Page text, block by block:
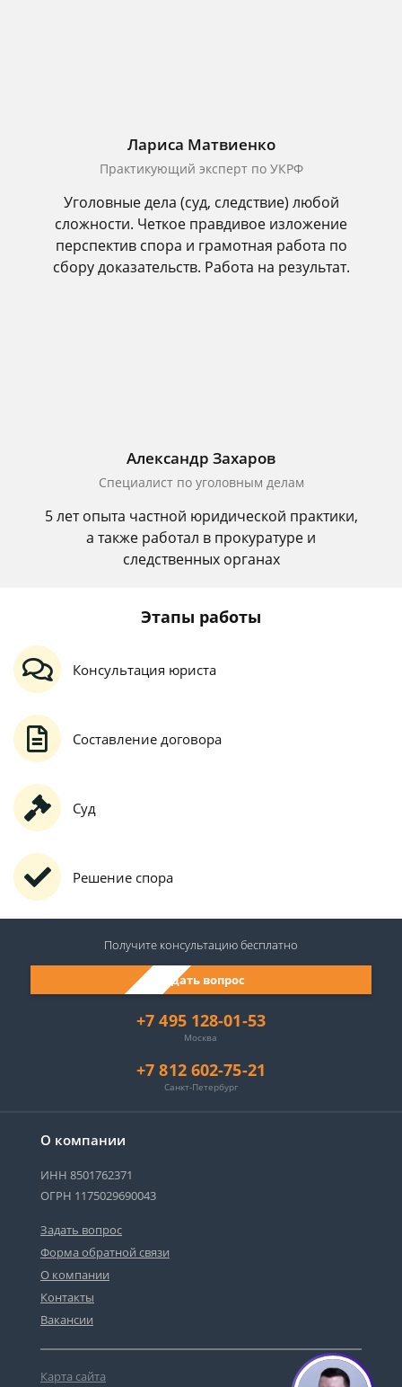
Лариса Матвиенко
Практикующий эксперт по УКРФ
Уголовные дела (суд, следствие) любой
сложности. Четкое правдивое изложение
перспектив спора и грамотная работа по
сбору доказательств. Работа на результат.
Александр Захаров
Специалист по уголовным делам
5 лет опыта частной юридической практики,
а также работал в прокуратуре и
следственных органах
Этапы работы
Консультация юриста
Составление договора
Суд
Решение спора
О компании
ИНН 8501762371
ОГРН 1175029690043
Задать вопрос
Форма обратной связи
О компании
Контакты
Вакансии
Карта сайта
+7 495 128-01-53
Москва
+7 812 602-75-21
Санкт-Петербург
Задать вопрос
Получите консультациюбесплатно